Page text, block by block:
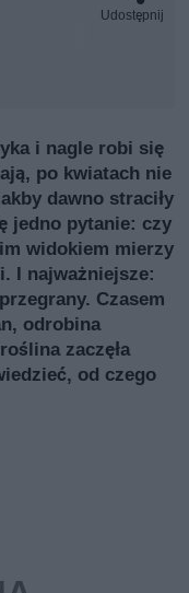
Udostępnij
i nagle robi się
po kwiatach nie
dawno straciły
jedno pytanie: czy
widokiem mierzy
I najważniejsze:
Czasem
odrobina
zaczęła
od czego